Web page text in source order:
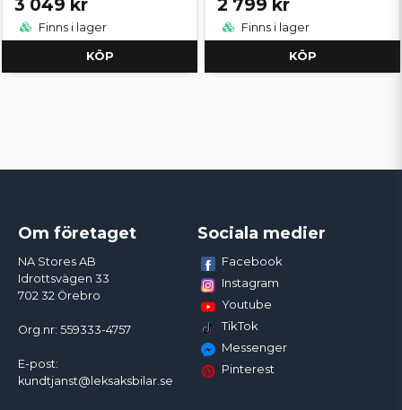
Finns i lager
KÖP
Finns i lager
KÖP
Om företaget
NA Stores AB
Idrottsvägen 33
702 32 Örebro
Org.nr: 559333-4757
E-post:
kundtjanst@leksaksbilar.se
Sociala medier
Facebook
Instagram
Youtube
TikTok
Messenger
Pinterest